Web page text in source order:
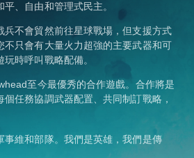
、自由和管理式民主。
兵不會貿然前往星球戰場，但支援方式
不只會有大量火力超強的主要武器和可
玩時呼叫戰略配備。
至今最優秀的合作遊戲。合作將是
任務協調武器配置、共同制訂戰略，
事維和部隊。我們是英雄，我們是傳